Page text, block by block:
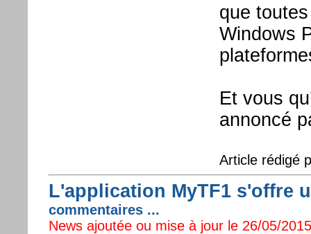
que
Windows
Et vous
annoncé
Article rédigé
L'application MyTF1 s'offre
commentaires ...
News ajoutée ou mise à jour le 26/05/